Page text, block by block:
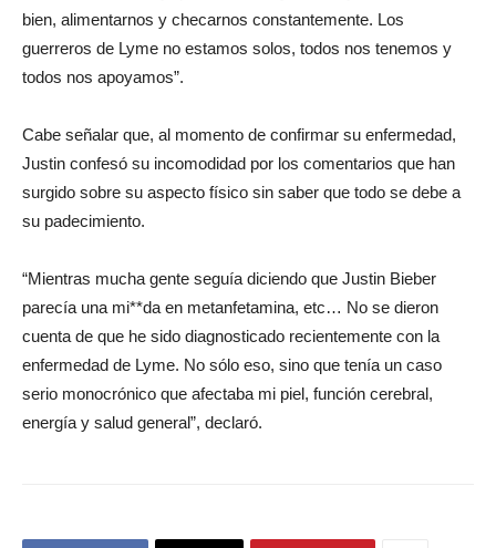
bien, alimentarnos y checarnos constantemente. Los
guerreros de Lyme no estamos solos, todos nos tenemos y
todos nos apoyamos”.
Cabe señalar que, al momento de confirmar su enfermedad,
Justin confesó su incomodidad por los comentarios que han
surgido sobre su aspecto físico sin saber que todo se debe a
su padecimiento.
“Mientras mucha gente seguía diciendo que Justin Bieber
parecía una mi**da en metanfetamina, etc… No se dieron
cuenta de que he sido diagnosticado recientemente con la
enfermedad de Lyme. No sólo eso, sino que tenía un caso
serio monocrónico que afectaba mi piel, función cerebral,
energía y salud general”, declaró.